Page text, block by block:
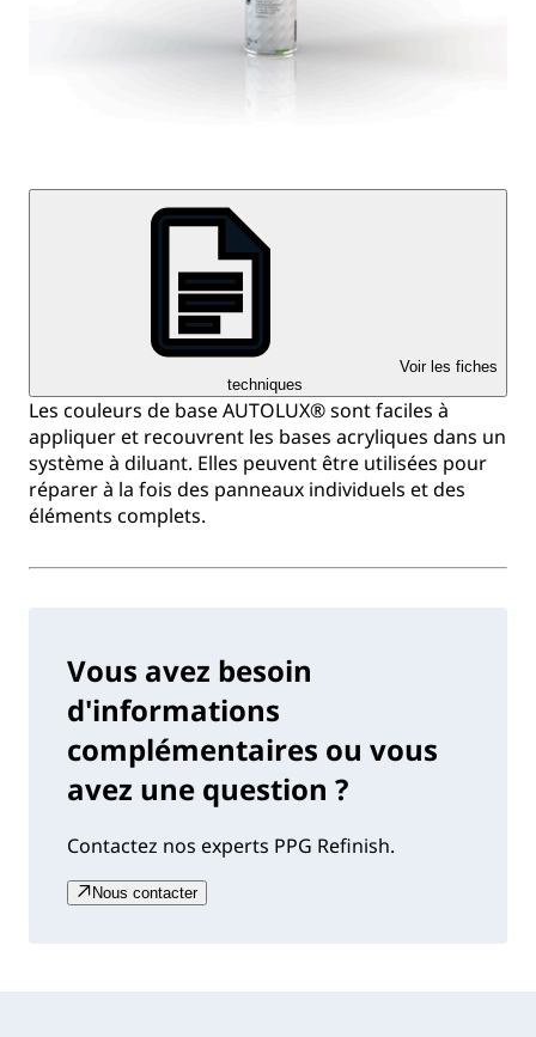
Voir les fiches
techniques
Les couleurs de base AUTOLUX® sont faciles à
appliquer et recouvrent les bases acryliques dans un
système à diluant. Elles peuvent être utilisées pour
réparer à la fois des panneaux individuels et des
éléments complets.
Vous avez besoin
d'informations
complémentaires ou vous
avez une question ?
Contactez nos experts PPG Refinish.
Nous contacter